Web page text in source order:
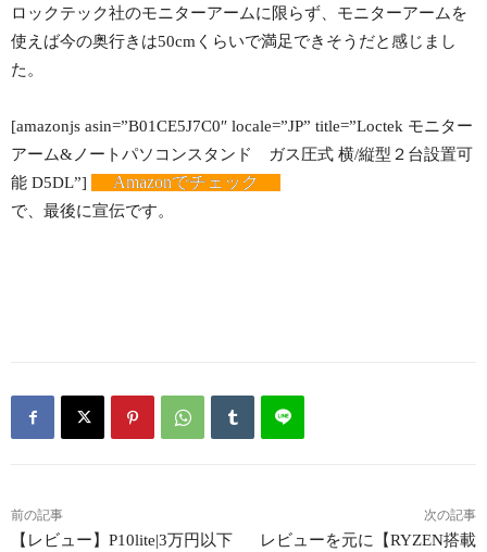
ロックテック社のモニターアームに限らず、モニターアームを
使えば今の奥行きは50cmくらいで満足できそうだと感じまし
た。
[amazonjs asin=”B01CE5J7C0″ locale=”JP” title=”Loctek モニター
アーム&ノートパソコンスタンド ガス圧式 横/縦型２台設置可
能 D5DL”]
Amazonでチェック
で、最後に宣伝です。
前の記事
【レビュー】P10lite|3万円以下
次の記事
レビューを元に【RYZEN搭載